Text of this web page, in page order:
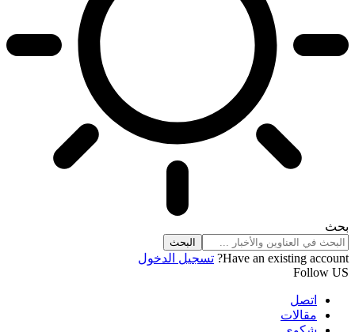
بحث
Have an existing account?
تسجيل الدخول
Follow US
اتصل
مقالات